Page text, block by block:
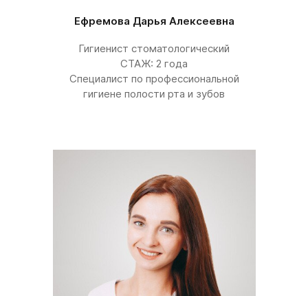
Ефремова Дарья Алексеевна
Гигиенист стоматологический
СТАЖ: 2 года
Специалист по профессиональной
гигиене полости рта и зубов